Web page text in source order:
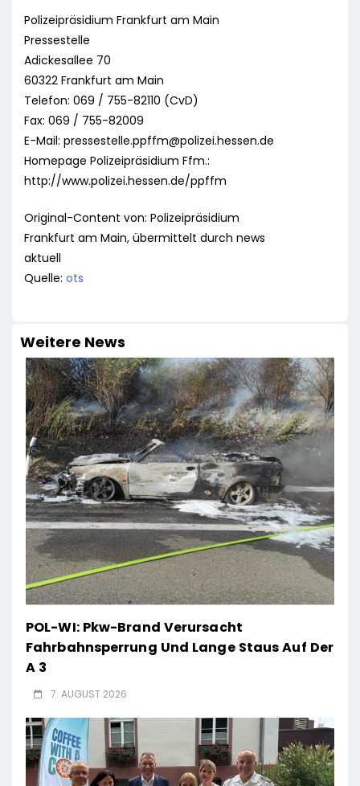
Polizeipräsidium Frankfurt am Main
Pressestelle
Adickesallee 70
60322 Frankfurt am Main
Telefon: 069 / 755-82110 (CvD)
Fax: 069 / 755-82009
E-Mail: pressestelle.ppffm@polizei.hessen.de
Homepage Polizeipräsidium Ffm.:
http://www.polizei.hessen.de/ppffm
Original-Content von: Polizeipräsidium
Frankfurt am Main, übermittelt durch news
aktuell
Quelle: ots
Weitere News
POL-WI: Pkw-Brand Verursacht
Fahrbahnsperrung Und Lange Staus Auf Der
A 3
7. AUGUST 2026